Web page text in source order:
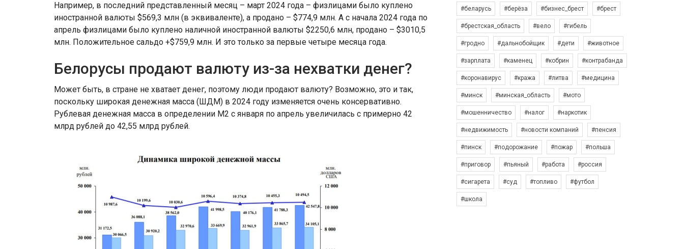
Например, в последний представленный месяц – март 2024 года – физлицами было куплено
иностранной валюты $569,3 млн (в эквиваленте), а продано – $774,9 млн. А с начала 2024 года по
апрель физлицами было куплено наличной иностранной валюты $2250,6 млн, продано – $3010,5
млн. Положительное сальдо +$759,9 млн. И это только за первые четыре месяца года.
Белорусы продают валюту из-за нехватки денег?
Может быть, в стране не хватает денег, поэтому люди продают валюту? Возможно, это и так,
поскольку широкая денежная масса (ШДМ) в 2024 году изменяется очень консервативно.
Рублевая денежная масса в определении М2 с января по апрель увеличилась с примерно 42
млрд рублей до 42,55 млрд рублей.
#беларусь #берёза #бизнес_брест #брест
#брестская_область #вело #гибель
#гродно #дальнобойщик #дети #животное
#зарплата #каменец #кобрин #контрабанда
#коронавирус #кража #литва #медицина
#минск #минская_область #мото
#мошенничество #налог #наркотик
#недвижимость #новости компаний #пенсия
#пинск #подорожание #пожар #польша
#приговор #пьяный #работа #россия
#сигарета #суд #топливо #футбол
#школа